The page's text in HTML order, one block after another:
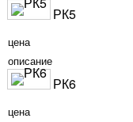
РК5
цена
описание
РК6
цена